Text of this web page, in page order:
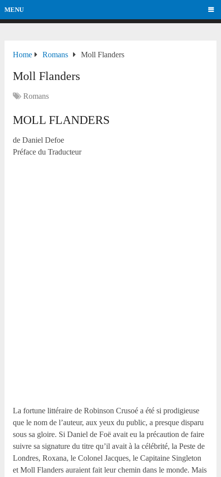
MENU
Home Romans Moll Flanders
Moll Flanders
Romans
MOLL FLANDERS
de Daniel Defoe
Préface du Traducteur
La fortune littéraire de Robinson Crusoé a été si prodigieuse
que le nom de l’auteur, aux yeux du public, a presque disparu
sous sa gloire. Si Daniel de Foë avait eu la précaution de faire
suivre sa signature du titre qu’il avait à la célébrité, la Peste de
Londres, Roxana, le Colonel Jacques, le Capitaine Singleton
et Moll Flanders auraient fait leur chemin dans le monde. Mais